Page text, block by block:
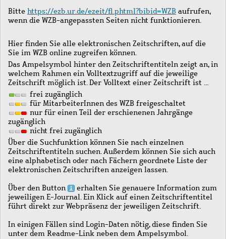
Bitte https://ezb.ur.de/ezeit/fl.phtml?bibid=WZB aufrufen,
wenn die WZB-angepassten Seiten nicht funktionieren.
Hier finden Sie alle elektronischen Zeitschriften, auf die
Sie im WZB online zugreifen können.
Das Ampelsymbol hinter den Zeitschriftentiteln zeigt an, in
welchem Rahmen ein Volltextzugriff auf die jeweilige
Zeitschrift möglich ist. Der Volltext einer Zeitschrift ist …
frei zugänglich
für MitarbeiterInnen des WZB freigeschaltet
nur für einen Teil der erschienenen Jahrgänge
zugänglich
nicht frei zugänglich
Über die Suchfunktion können Sie nach einzelnen
Zeitschriftentiteln suchen. Außerdem können Sie sich auch
eine alphabetisch oder nach Fächern geordnete Liste der
elektronischen Zeitschriften anzeigen lassen.
Über den Button
erhalten Sie genauere Information zum
jeweiligen E-Journal. Ein Klick auf einen Zeitschriftentitel
führt direkt zur Webpräsenz der jeweiligen Zeitschrift.
In einigen Fällen sind Login-Daten nötig, diese finden Sie
unter dem Readme-Link neben dem Ampelsymbol.